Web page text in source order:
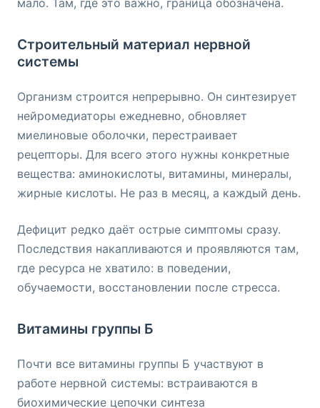
мало. Там, где это важно, граница обозначена.
Строительный материал нервной
системы
Организм строится непрерывно. Он синтезирует
нейромедиаторы ежедневно, обновляет
миелиновые оболочки, перестраивает
рецепторы. Для всего этого нужны конкретные
вещества: аминокислоты, витамины, минералы,
жирные кислоты. Не раз в месяц, а каждый день.
Дефицит редко даёт острые симптомы сразу.
Последствия накапливаются и проявляются там,
где ресурса не хватило: в поведении,
обучаемости, восстановлении после стресса.
Витамины группы Б
Почти все витамины группы Б участвуют в
работе нервной системы: встраиваются в
биохимические цепочки синтеза